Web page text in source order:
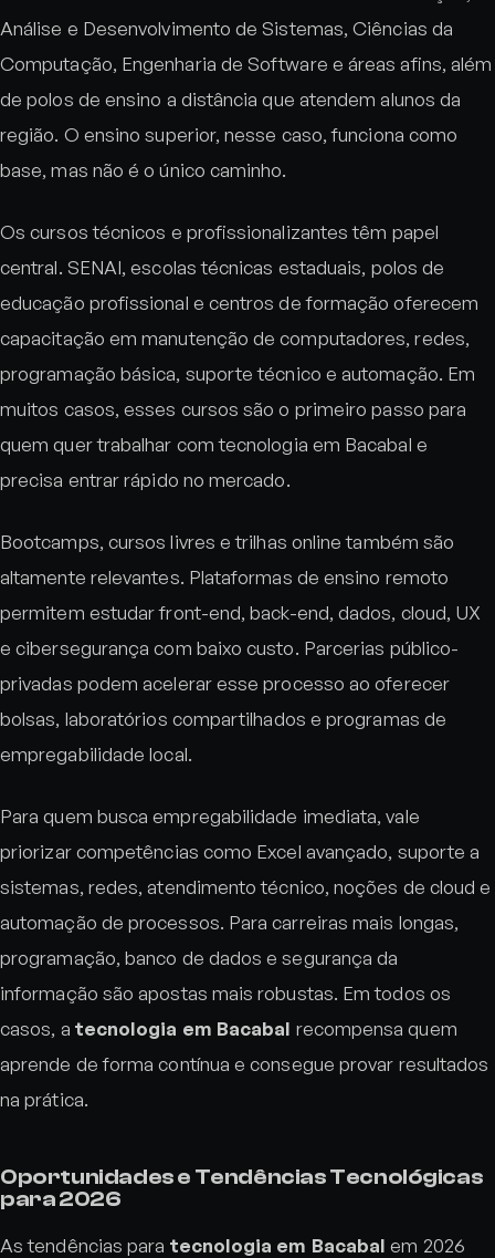
Análise e Desenvolvimento de Sistemas, Ciências da
Computação, Engenharia de Software e áreas afins, além
de polos de ensino a distância que atendem alunos da
região. O ensino superior, nesse caso, funciona como
base, mas não é o único caminho.
Os cursos técnicos e profissionalizantes têm papel
central. SENAI, escolas técnicas estaduais, polos de
educação profissional e centros de formação oferecem
capacitação em manutenção de computadores, redes,
programação básica, suporte técnico e automação. Em
muitos casos, esses cursos são o primeiro passo para
quem quer trabalhar com tecnologia em Bacabal e
precisa entrar rápido no mercado.
Bootcamps, cursos livres e trilhas online também são
altamente relevantes. Plataformas de ensino remoto
permitem estudar front-end, back-end, dados, cloud, UX
e cibersegurança com baixo custo. Parcerias público-
privadas podem acelerar esse processo ao oferecer
bolsas, laboratórios compartilhados e programas de
empregabilidade local.
Para quem busca empregabilidade imediata, vale
priorizar competências como Excel avançado, suporte a
sistemas, redes, atendimento técnico, noções de cloud e
automação de processos. Para carreiras mais longas,
programação, banco de dados e segurança da
informação são apostas mais robustas. Em todos os
casos, a tecnologia em Bacabal recompensa quem
aprende de forma contínua e consegue provar resultados
na prática.
Oportunidades e Tendências Tecnológicas
para 2026
As tendências para tecnologia em Bacabal em 2026